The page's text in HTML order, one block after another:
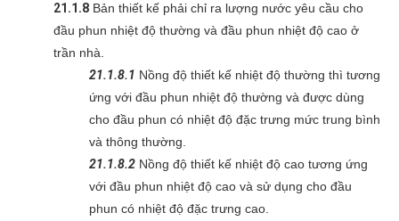
21.1.8 Bản thiết kế phải chỉ ra lượng nước yêu cầu cho
đầu phun nhiệt độ thường và đầu phun nhiệt độ cao ở
trần nhà.
21.1.8.1 Nồng độ thiết kế nhiệt độ thường thì tương
ứng với đầu phun nhiệt độ thường và được dùng
cho đầu phun có nhiệt độ đặc trưng mức trung bình
và thông thường.
21.1.8.2 Nồng độ thiết kế nhiệt độ cao tương ứng
với đầu phun nhiệt độ cao và sử dụng cho đầu
phun có nhiệt độ đặc trưng cao.